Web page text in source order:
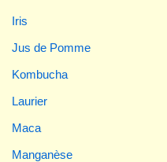
Iris
Jus de Pomme
Kombucha
Laurier
Maca
Manganèse